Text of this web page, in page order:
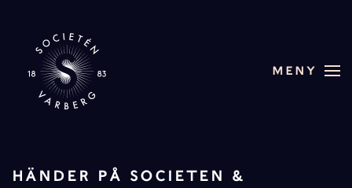
Skip to main content
MENY
HÄNDER PÅ SOCIETEN &